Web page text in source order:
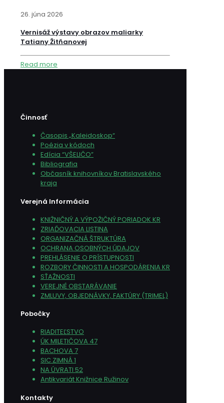
26. júna 2026
Vernisáž výstavy obrazov maliarky
Tatiany Žitňanovej
Read more
Činnosť
Časopis „Kaleidoskop“
Poézia v kódoch
Edícia “VŠELIČO”
Bibliografia
Občasník knihovníkov Bratislavského
kraja
Verejná Informácia
KNIŽNIČNÝ A VÝPOŽIČNÝ PORIADOK KR
ZRIAĎOVACIA LISTINA
ORGANIZAČNÁ ŠTRUKTÚRA
OCHRANA OSOBNÝCH ÚDAJOV
PREHLÁSENIE O PRÍSTUPNOSTI
ROZBORY ČINNOSTI A HOSPODÁRENIA KR
SŤAŽNOSTI
VEREJNÉ OBSTARÁVANIE
ZMLUVY, OBJEDNÁVKY, FAKTÚRY (TRIMEL)
Pobočky
RIADITEĽSTVO
ÚK MILETIČOVA 47
BACHOVA 7
SIC ZIMNÁ 1
NA ÚVRATI 52
Antikvariát Knižnice Ružinov
Kontakty